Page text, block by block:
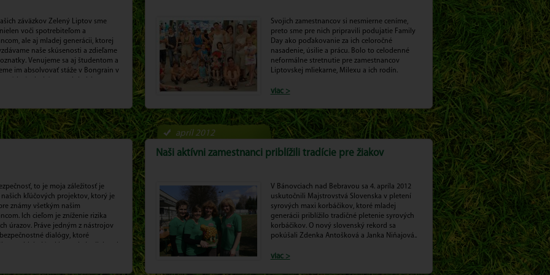
záväzkov Zelený Liptov sme
voči spotrebiteľom a
ale aj mladej generácii, ktorej
naše skúsenosti a zdieľame
Venujeme sa aj študentom a
im absolvovať stáže v Bongrain v
a získať tak skúsenosti do ich
profesionálneho života.
Svojich zamestnancov si nesmierne ceníme,
preto sme pre nich pripravili podujatie Family
Day ako poďakovanie za ich celoročné
nasadenie, úsilie a prácu. Bolo to celodenné
neformálne stretnutie pre zamestnancov
Liptovskej mliekarne, Milexu a ich rodín.
viac >
to je moja záležitosť je
našich kľúčových projektov, ktorý je
známy všetkým našim
Ich cieľom je zníženie rizika
úrazov. Práve jedným z nástrojov
dialógy, ktoré
prebiehajú v Liptovskej mliekarni.
Naši aktívni zamestnanci priblížili tradície pre žiakov
apríl 2012
V Bánovciach nad Bebravou sa 4. apríla 2012
uskutočnili Majstrovstvá Slovenska v pletení
syrových maxi korbáčikov, ktoré mladej
generácii priblížilo tradičné pletenie syrových
korbáčikov. O nový slovenský rekord sa
pokúšali Zdenka Antošková a Janka Niňajová..
viac >